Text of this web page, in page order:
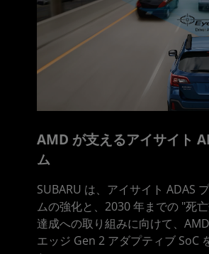
AMD が支えるアイサイト
ム
SUBARU は、アイサイト ADAS
ムの強化と、2030 年までの "死
達成への取り組みに向けて、
エッジ Gen 2 アダプティブ SoC